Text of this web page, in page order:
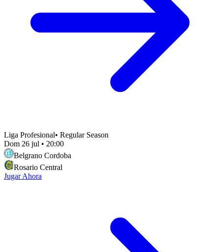
Liga Profesional• Regular Season
Dom 26 jul • 20:00
Belgrano Cordoba
Rosario Central
Jugar Ahora